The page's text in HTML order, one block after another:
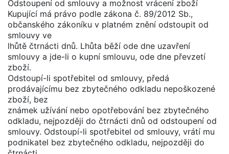
Odstoupení od smlouvy a možnost vrácení zboží
Kupující má právo podle zákona č. 89/2012 Sb.,
občanského zákoníku v platném znění odstoupit od
smlouvy ve
lhůtě čtrnácti dnů. Lhůta běží ode dne uzavření
smlouvy a jde-li o kupní smlouvu, ode dne převzetí
zboží.
Odstoupí-li spotřebitel od smlouvy, předá
prodávajícímu bez zbytečného odkladu nepoškozené
zboží, bez
známek užívání nebo opotřebování bez zbytečného
odkladu, nejpozději do čtrnácti dnů od odstoupení od
smlouvy. Odstoupí-li spotřebitel od smlouvy, vrátí mu
podnikatel bez zbytečného odkladu, nejpozději do